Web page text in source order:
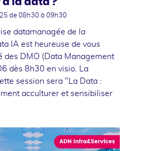
de 08h30 à 09h30
datamanagée de la
IA est heureuse de vous
des DMO (Data Management
dès 8h30 en visio. La
session sera "La Data :
acculturer et sensibiliser